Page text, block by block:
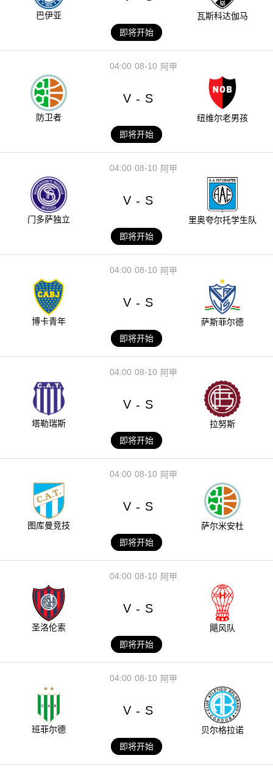
巴伊亚
瓦斯科达伽马
即将开始
08-10
04:00 阿甲
防卫者
V - S
纽维尔老男孩
即将开始
08-10
04:00 阿甲
门多萨独立
V - S
里奥夸尔托学生队
即将开始
08-10
04:00 阿甲
博卡青年
V - S
萨斯菲尔德
即将开始
08-10
04:00 阿甲
塔勒瑞斯
V - S
拉努斯
即将开始
08-10
04:00 阿甲
图库曼竞技
V - S
萨尔米安杜
即将开始
08-10
04:00 阿甲
圣洛伦索
V - S
飓风队
即将开始
08-10
04:00 阿甲
班菲尔德
V - S
贝尔格拉诺
即将开始